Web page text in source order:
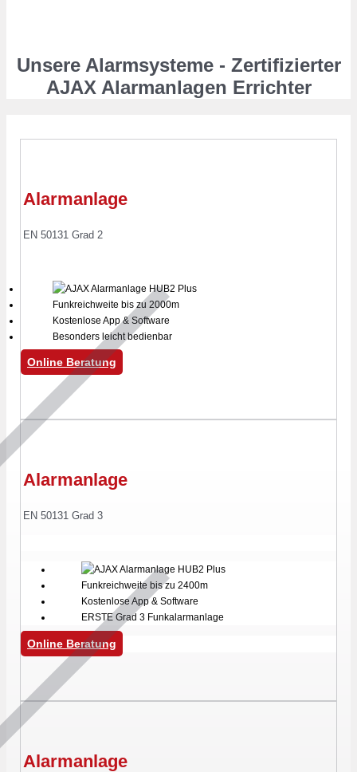
Unsere Alarmsysteme - Zertifizierter
AJAX Alarmanlagen Errichter
Alarmanlage
EN 50131 Grad 2
Funkreichweite bis zu 2000m
Kostenlose App & Software
Besonders leicht bedienbar
Online Beratung
Alarmanlage
EN 50131 Grad 3
Funkreichweite bis zu 2400m
Kostenlose App & Software
ERSTE Grad 3 Funkalarmanlage
Online Beratung
Alarmanlage